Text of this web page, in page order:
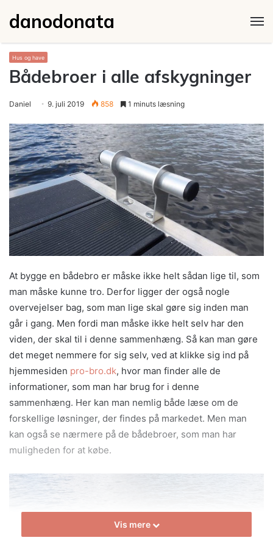
danodonata
Hus og have
Bådebroer i alle afskygninger
Daniel 9. juli 2019 858 1 minuts læsning
At bygge en bådebro er måske ikke helt sådan lige til, som
man måske kunne tro. Derfor ligger der også nogle
overvejelser bag, som man lige skal gøre sig inden man
går i gang. Men fordi man måske ikke helt selv har den
viden, der skal til i denne sammenhæng. Så kan man gøre
det meget nemmere for sig selv, ved at klikke sig ind på
hjemmesiden pro-bro.dk, hvor man finder alle de
informationer, som man har brug for i denne
sammenhæng. Her kan man nemlig både læse om de
forskellige løsninger, der findes på markedet. Men man
kan også se nærmere på de bådebroer, som man har
muligheden for at købe.
Vis mere